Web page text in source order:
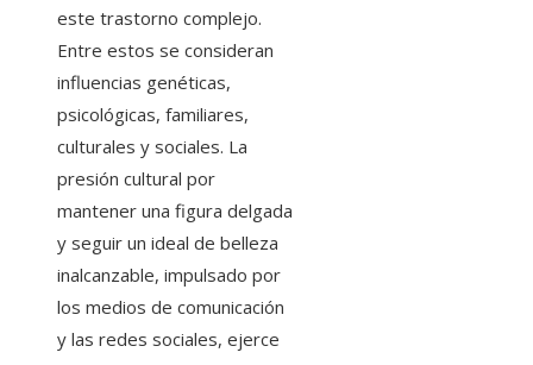
este trastorno complejo.
Entre estos se consideran
influencias genéticas,
psicológicas, familiares,
culturales y sociales. La
presión cultural por
mantener una figura delgada
y seguir un ideal de belleza
inalcanzable, impulsado por
los medios de comunicación
y las redes sociales, ejerce